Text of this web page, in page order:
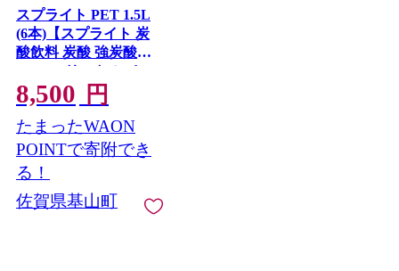
スプライト PET 1.5L
(6本)【スプライト 炭
酸飲料 炭酸 強炭酸
1.5L 1.5リットル ペッ
トボトル ペット 刺激
気分爽快 イベント】
K090073
8,500 円
たまったWAON
POINTで寄附でき
る！
佐賀県基山町